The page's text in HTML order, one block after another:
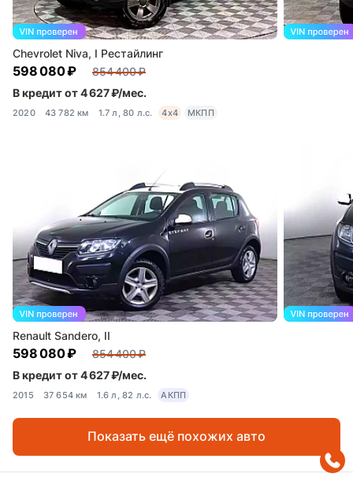
Chevrolet Niva, I Рестайлинг
598 080 ₽
854 400 ₽
В кредит от 4 627 ₽/мес.
2020 43 782 км 1.7 л, 80 л.с. 4x4 МКПП
Renault Sandero, II
598 080 ₽
854 400 ₽
В кредит от 4 627 ₽/мес.
2015 37 654 км 1.6 л, 82 л.с. АКПП
Показать ещё похожих авто